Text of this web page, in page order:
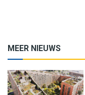
MEER NIEUWS